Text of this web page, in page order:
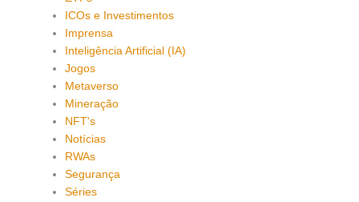
ICOs e Investimentos
Imprensa
Inteligência Artificial (IA)
Jogos
Metaverso
Mineração
NFT's
Notícias
RWAs
Segurança
Séries